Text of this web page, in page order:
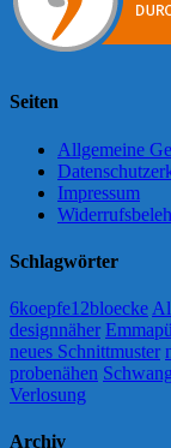
Seiten
Allgemeine
Impressum
Schlagwörter
6koepfe12bloecke
designnäher
neues Schnittmuster
probenähen
Verlosung
Archiv